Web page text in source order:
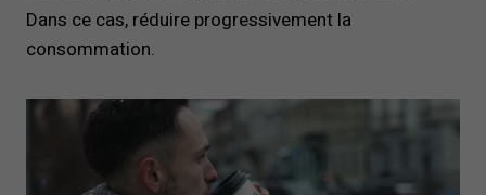
Dans ce cas, réduire progressivement la
consommation.